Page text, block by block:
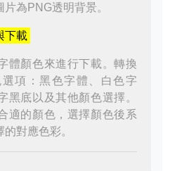
為PNG透明背景。
下載
體顏色來進行下載。轉換
項：黑色字體、白色字
黑底以及其他顏色選擇。
適的顏色，選擇顏色後系
對應色彩。